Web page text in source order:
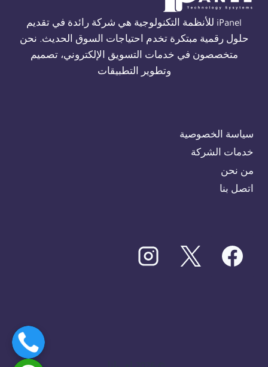
01554305486
iPanel للأنظمة التكنولوجية هي شركة رائدة في تقديم
حلول رقمية مبتكرة تخدم احتياجات السوق الحديث. نحن
متخصصون في خدمات التسويق الإلكتروني، تصميم
وتطوير التطبيقات
سياسة الخصوصية
خدمات الشركة
من نحن
اتصل بنا